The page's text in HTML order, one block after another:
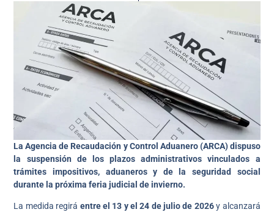
La Agencia de Recaudación y Control Aduanero (ARCA) dispuso
la suspensión de los plazos administrativos vinculados a
trámites impositivos, aduaneros y de la seguridad social
durante la próxima feria judicial de invierno.
La medida regirá entre el 13 y el 24 de julio de 2026y alcanzará